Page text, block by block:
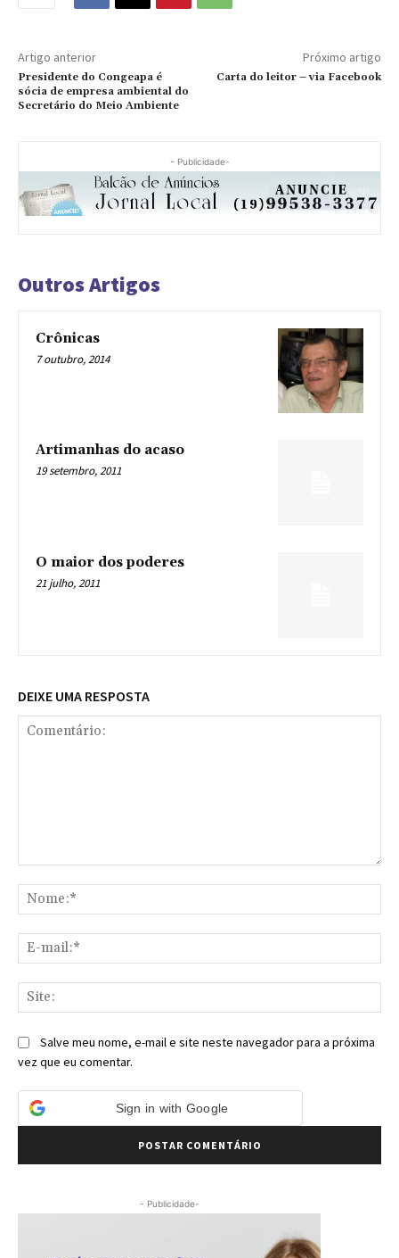
Artigo anterior
Presidente do Congeapa é
sócia de empresa ambiental do
Secretário do Meio Ambiente
Próximo artigo
Carta do leitor – via Facebook
- Publicidade-
Outros Artigos
Crônicas
7 outubro, 2014
Artimanhas do acaso
19 setembro, 2011
O maior dos poderes
21 julho, 2011
DEIXE UMA RESPOSTA
Salve meu nome, e-mail e site neste navegador para a próxima
vez que eu comentar.
Sign in with Google
- Publicidade-